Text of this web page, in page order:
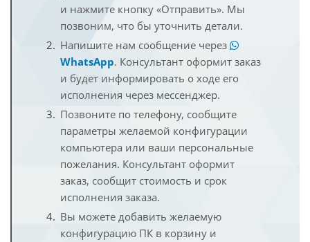
и нажмите кнопку «Отправить». Мы
позвоним, что бы уточнить детали.
Напишите нам сообщение через
WhatsApp. Консультант оформит заказ
и будет информировать о ходе его
исполнения через мессенджер.
Позвоните по телефону, сообщите
параметры желаемой конфигурации
компьютера или ваши персональные
пожелания. Консультант оформит
заказ, сообщит стоимость и срок
исполнения заказа.
Вы можете добавить желаемую
конфигурацию ПК в корзину и